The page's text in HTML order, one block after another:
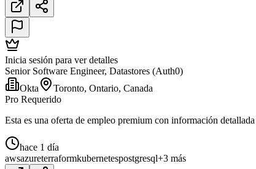
Inicia sesión para ver detalles
Senior Software Engineer, Datastores (Auth0)
Okta
Toronto, Ontario, Canada
Pro Requerido
Esta es una oferta de empleo premium con información
hace 1 día
awsazureterraformkubernetespostgresql+3 más